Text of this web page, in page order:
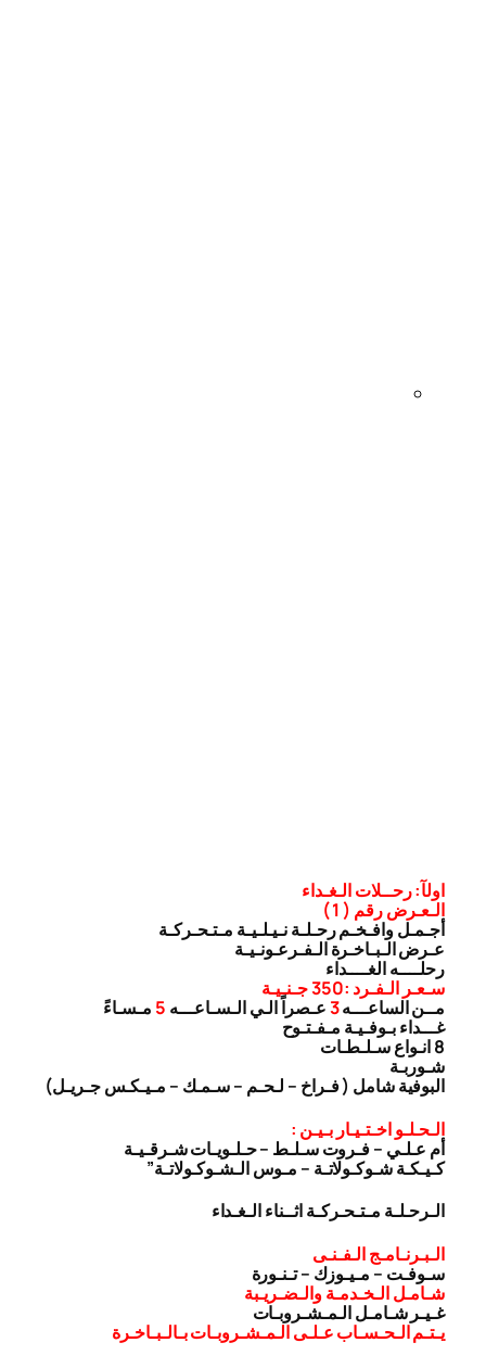
اولآ: رحــلات الـغـداء
الـعـرض رقم ( 1 )
أجـمـل وافـخـم رحـلـة نـيـلـيـة مـتـحـركـة
عـرض الـبـاخـرة الـفـرعـونـيـة
رحلــــه الغــــداء
سـعـر الـفـرد :350 جـنـيـة
مــن الساعـــه3عـصراً الـي الـسـاعـــه 5 مـسـاءً
غـــداء بـوفـيـة مـفـتـوح
8 انـواع سـلـطـات
شـوربـة
البوفية شامل ( فـراخ – لـحـم – سـمـك – مـيـكـس جـريـل)
الـحـلـو اخـتـيـار بـيـن :
أم عـلـي – فـروت سـلـط – حـلـويـات شـرقـيـة
كـيـكـة شـوكـولاتـة – مـوس الـشـوكـولاتـة”
الـرحـلـة مـتـحـركـة اثــناء الـغـداء
الـبـرنـامـج الـفـنـى
سـوفـت – مـيـوزك – تـنـورة
شـامـل الـخـدمـة والـضـريـبة
غـيـر شـامـل الـمـشـروبـات
يـتـم الـحـسـاب عـلـى الـمـشـروبـات بـالـبـاخـرة